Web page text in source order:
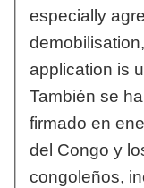
especially
application is
También se
firmado en
del Congo y
congoleños,